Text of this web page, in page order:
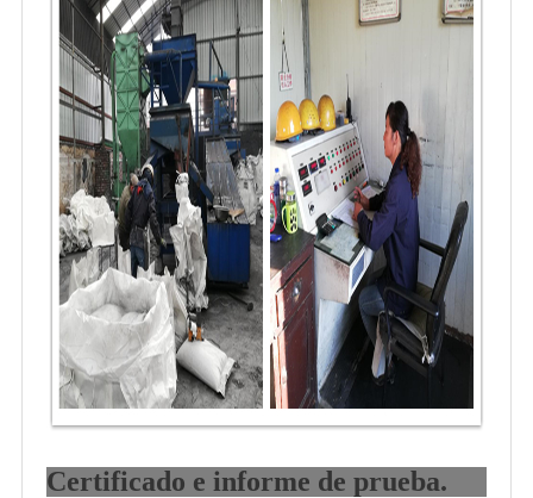
Certificado e informe de prueba.